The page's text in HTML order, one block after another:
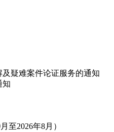
疑难案件论证服务的通知
知
至2026年8月）